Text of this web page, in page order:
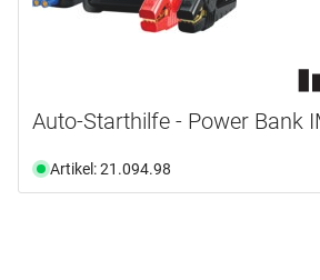
Auto-Starthilfe - Power Bank
Artikel: 21.094.98